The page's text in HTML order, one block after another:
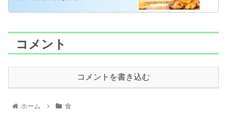
コメント
コメントを書き込む
ホーム 食